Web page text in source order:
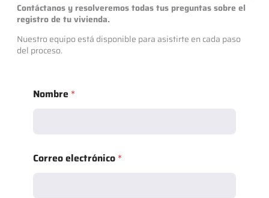
Contáctanos y resolveremos todas tus preguntas sobre el
registro de tu vivienda.
Nuestro equipo está disponible para asistirte en cada paso
del proceso.
Nombre *
Correo electrónico *